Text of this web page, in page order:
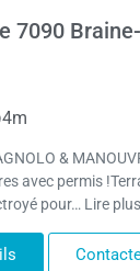
7090
4m
&
avec permis
pour… Lire plus